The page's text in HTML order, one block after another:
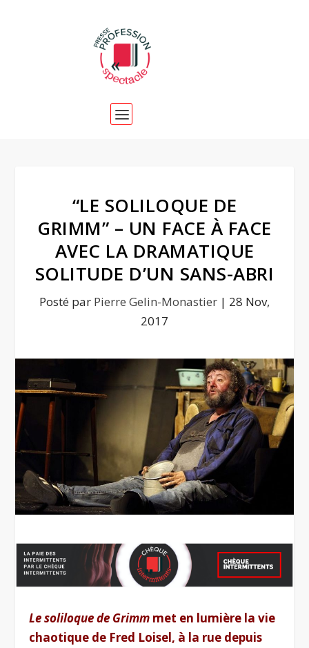
“LE SOLILOQUE DE
GRIMM” – UN FACE À FACE
AVEC LA DRAMATIQUE
SOLITUDE D’UN SANS-ABRI
Posté par Pierre Gelin-Monastier | 28 Nov,
2017
Le soliloque de Grimm met en lumière la vie
chaotique de Fred Loisel, à la rue depuis